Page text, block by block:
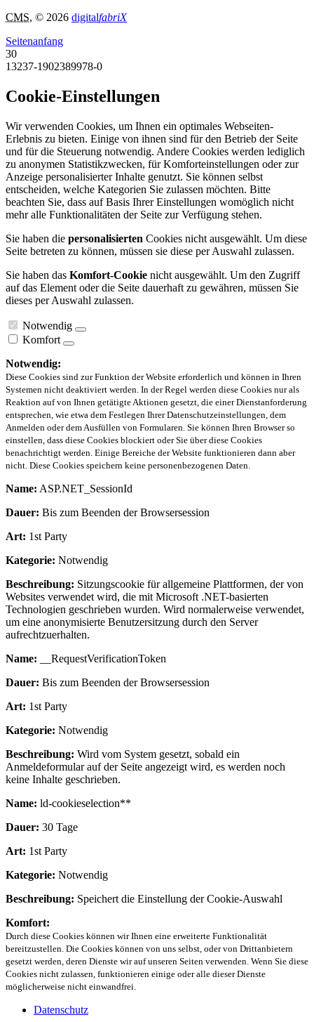
CMS, © 2026 digitalfabriX
Seitenanfang
30
13237-1902389978-0
Cookie-Einstellungen
Wir verwenden Cookies, um Ihnen ein optimales Webseiten-
Erlebnis zu bieten. Einige von ihnen sind für den Betrieb der Seite
und für die Steuerung notwendig. Andere Cookies werden lediglich
zu anonymen Statistikzwecken, für Komforteinstellungen oder zur
Anzeige personalisierter Inhalte genutzt. Sie können selbst
entscheiden, welche Kategorien Sie zulassen möchten. Bitte
beachten Sie, dass auf Basis Ihrer Einstellungen womöglich nicht
mehr alle Funktionalitäten der Seite zur Verfügung stehen.
Sie haben die personalisierten Cookies nicht ausgewählt. Um diese
Seite betreten zu können, müssen sie diese per Auswahl zulassen.
Sie haben das Komfort-Cookie nicht ausgewählt. Um den Zugriff
auf das Element oder die Seite dauerhaft zu gewähren, müssen Sie
dieses per Auswahl zulassen.
Notwendig
Komfort
Notwendig:
Diese Cookies sind zur Funktion der Website erforderlich und können in Ihren
Systemen nicht deaktiviert werden. In der Regel werden diese Cookies nur als
Reaktion auf von Ihnen getätigte Aktionen gesetzt, die einer Dienstanforderung
entsprechen, wie etwa dem Festlegen Ihrer Datenschutzeinstellungen, dem
Anmelden oder dem Ausfüllen von Formularen. Sie können Ihren Browser so
einstellen, dass diese Cookies blockiert oder Sie über diese Cookies
benachrichtigt werden. Einige Bereiche der Website funktionieren dann aber
nicht. Diese Cookies speichern keine personenbezogenen Daten.
Name: ASP.NET_SessionId
Dauer: Bis zum Beenden der Browsersession
Art: 1st Party
Kategorie: Notwendig
Beschreibung: Sitzungscookie für allgemeine Plattformen, der von
Websites verwendet wird, die mit Microsoft .NET-basierten
Technologien geschrieben wurden. Wird normalerweise verwendet,
um eine anonymisierte Benutzersitzung durch den Server
aufrechtzuerhalten.
Name: __RequestVerificationToken
Dauer: Bis zum Beenden der Browsersession
Art: 1st Party
Kategorie: Notwendig
Beschreibung: Wird vom System gesetzt, sobald ein
Anmeldeformular auf der Seite angezeigt wird, es werden noch
keine Inhalte geschrieben.
Name: ld-cookieselection**
Dauer: 30 Tage
Art: 1st Party
Kategorie: Notwendig
Beschreibung: Speichert die Einstellung der Cookie-Auswahl
Komfort:
Durch diese Cookies können wir Ihnen eine erweiterte Funktionalität
bereitzustellen. Die Cookies können von uns selbst, oder von Drittanbietern
gesetzt werden, deren Dienste wir auf unseren Seiten verwenden. Wenn Sie diese
Cookies nicht zulassen, funktionieren einige oder alle dieser Dienste
möglicherweise nicht einwandfrei.
Datenschutz